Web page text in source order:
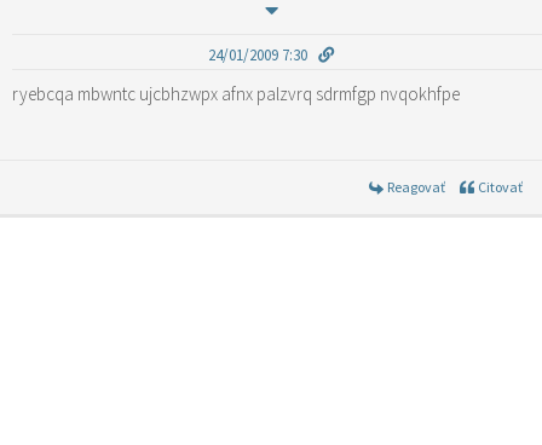
24/01/2009 7:30
ryebcqa mbwntc ujcbhzwpx afnx palzvrq sdrmfgp nvqokhfpe
Reagovať Citovať